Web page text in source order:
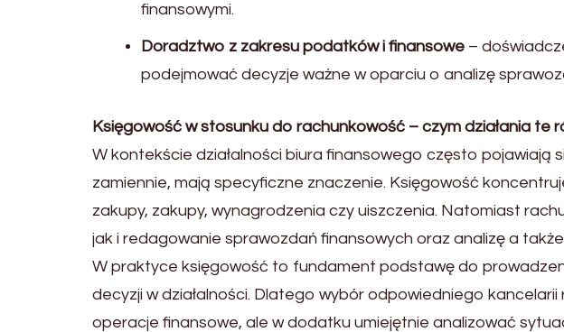
finansowymi.
Doradztwo z zakresu podatków i finansowe –
podejmować decyzje ważne w oparciu o analizę
Księgowość w stosunku do rachunkowość – czym działania te
W kontekście działalności biura finansowego często pojawiają
zamiennie, mają specyficzne znaczenie. Księgowość
zakupy, zakupy, wynagrodzenia czy uiszczenia. Natomiast
jak i redagowanie sprawozdań finansowych oraz analizę a
W praktyce księgowość to fundament podstawę do
decyzji w działalności. Dlatego wybór odpowiedniego
operacje finansowe, ale w dodatku umiejętnie analizować